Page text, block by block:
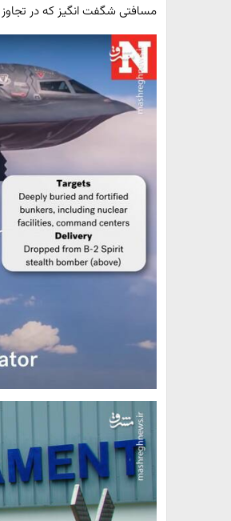
مسافتی شگفت انگیز که در